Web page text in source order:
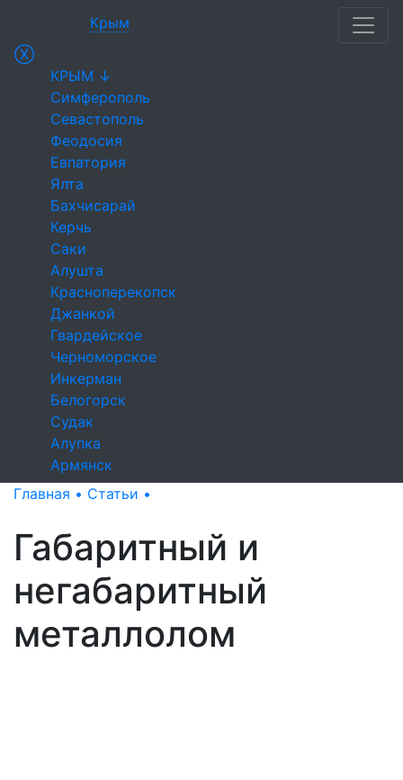
Крым
Ⓧ
КРЫМ ↓
Симферополь
Севастополь
Феодосия
Евпатория
Ялта
Бахчисарай
Керчь
Саки
Алушта
Красноперекопск
Джанкой
Гвардейское
Черноморское
Инкерман
Белогорск
Судак
Алупка
Армянск
Главная • Статьи •
Габаритный и
негабаритный
металлолом